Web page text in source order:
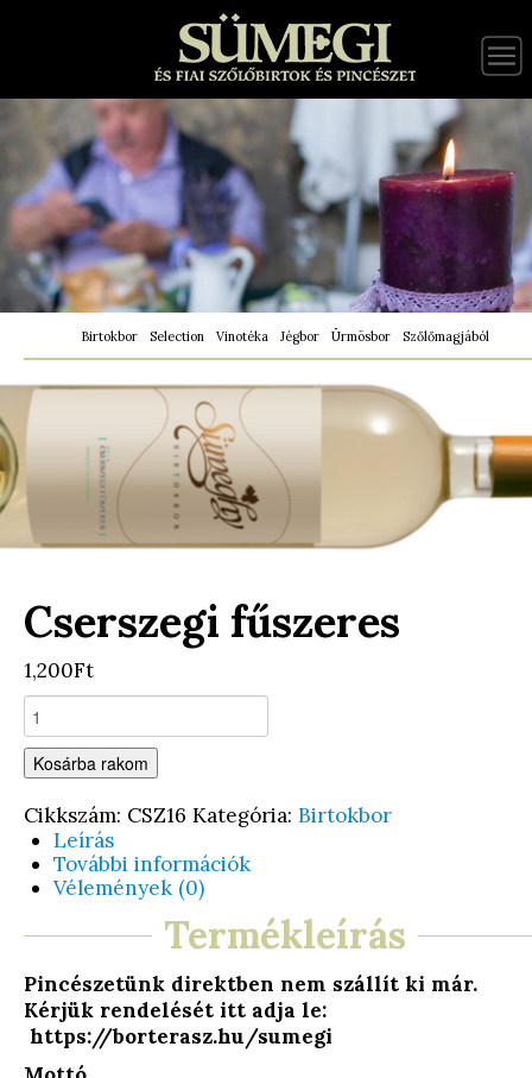
Birtokbor Selection Vinotéka Jégbor Ürmösbor Szőlőmagjából
Cserszegi fűszeres
1,200Ft
Kosárba rakom
Cikkszám: CSZ16 Kategória: Birtokbor
Leírás
További információk
Vélemények (0)
Termékleírás
Pincészetünk direktben nem szállít ki már.
Kérjük rendelését itt adja le:
https://borterasz.hu/sumegi